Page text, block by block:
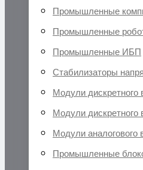
Промышленные
Промышленные
Промышленные ИБП
Стабилизаторы
Модули дискретного
Модули дискретного
Модули аналогового
Промышленные